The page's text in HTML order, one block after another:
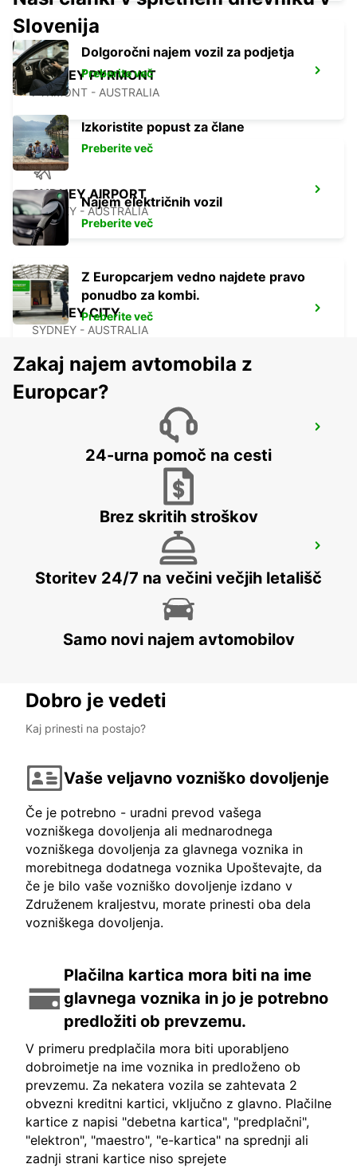
SYDNEY PYRMONT
PYRMONT - AUSTRALIA
SYDNEY AIRPORT
SYDNEY - AUSTRALIA
SYDNEY CITY
SYDNEY - AUSTRALIA
SYDNEY WATERLOO
MASCOT - AUSTRALIA
Slovenija
Dolgoročni najem vozil za podjetja
Preberite več
Izkoristite popust za člane
Preberite več
Najem električnih vozil
Preberite več
Z Europcarjem vedno najdete pravo
ponudbo za kombi.
Preberite več
Zakaj najem avtomobila z
Europcar?
24-urna pomoč na cesti
Brez skritih stroškov
Storitev 24/7 na večini večjih letališč
Samo novi najem avtomobilov
Dobro je vedeti
Kaj prinesti na postajo?
Vaše veljavno vozniško dovoljenje
Če je potrebno - uradni prevod vašega
vozniškega dovoljenja ali mednarodnega
vozniškega dovoljenja za glavnega voznika in
morebitnega dodatnega voznika Upoštevajte, da
če je bilo vaše vozniško dovoljenje izdano v
Združenem kraljestvu, morate prinesti oba dela
vozniškega dovoljenja.
Plačilna kartica mora biti na ime
glavnega voznika in jo je potrebno
predložiti ob prevzemu.
V primeru predplačila mora biti uporabljeno
dobroimetje na ime voznika in predloženo ob
prevzemu. Za nekatera vozila se zahtevata 2
obvezni kreditni kartici, vključno z glavno. Plačilne
kartice z napisi "debetna kartica", "predplačni",
"elektron", "maestro", "e-kartica" na sprednji ali
zadnji strani kartice niso sprejete